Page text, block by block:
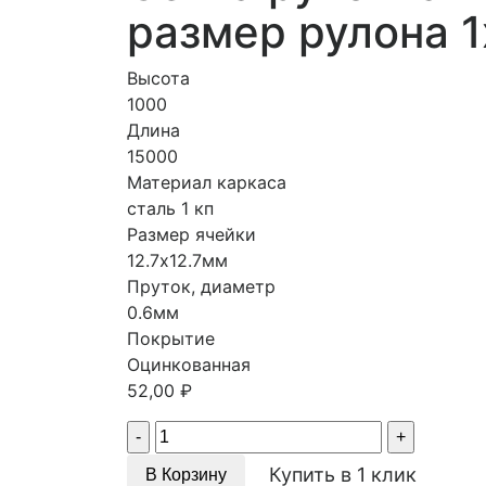
размер рулона
Высота
1000
Длина
15000
Материал каркаса
сталь 1 кп
Размер ячейки
12.7х12.7мм
Пруток, диаметр
0.6мм
Покрытие
Оцинкованная
52,00 ₽
Quantity
В Корзину Купить в 1 клик